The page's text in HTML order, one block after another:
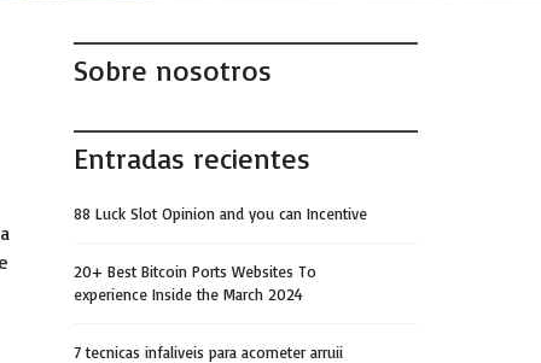
Sobre nosotros
Entradas recientes
88 Luck Slot Opinion and you can Incentive
20+ Best Bitcoin Ports Websites To
experience Inside the March 2024
7 tecnicas infaliveis para acometer arruii